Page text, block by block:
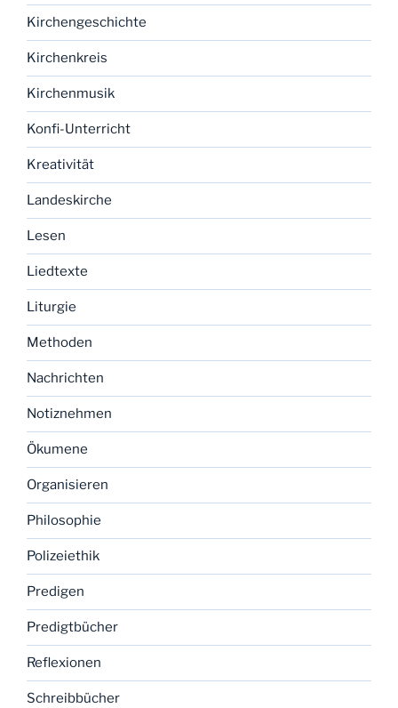
Kirchengeschichte
Kirchenkreis
Kirchenmusik
Konfi-Unterricht
Kreativität
Landeskirche
Lesen
Liedtexte
Liturgie
Methoden
Nachrichten
Notiznehmen
Ökumene
Organisieren
Philosophie
Polizeiethik
Predigen
Predigtbücher
Reflexionen
Schreibbücher